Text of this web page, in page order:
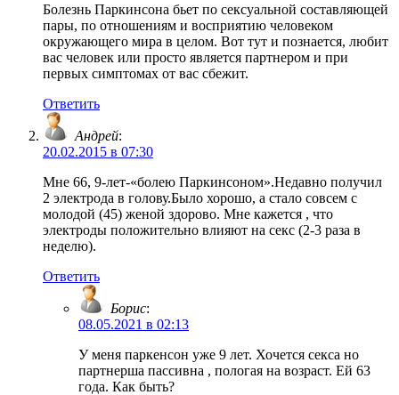
Болезнь Паркинсона бьет по сексуальной составляющей
пары, по отношениям и восприятию человеком
окружающего мира в целом. Вот тут и познается, любит
вас человек или просто является партнером и при
первых симптомах от вас сбежит.
Ответить
Андрей:
20.02.2015 в 07:30
Мне 66, 9-лет-«болею Паркинсоном».Недавно получил
2 электрода в голову.Было хорошо, а стало совсем с
молодой (45) женой здорово. Мне кажется , что
электроды положительно влияют на секс (2-3 раза в
неделю).
Ответить
Борис:
08.05.2021 в 02:13
У меня паркенсон уже 9 лет. Хочется секса но
партнерша пассивна , пологая на возраст. Ей 63
года. Как быть?